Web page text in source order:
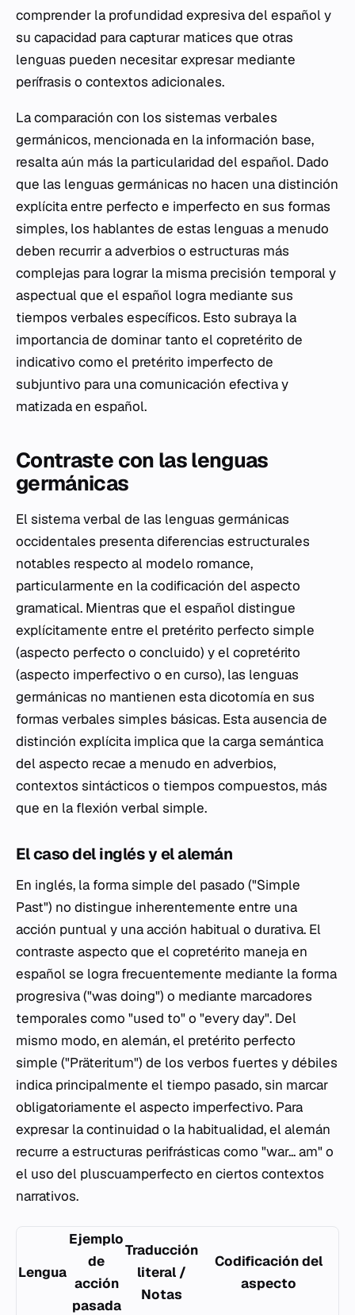
comprender la profundidad expresiva del español y
su capacidad para capturar matices que otras
lenguas pueden necesitar expresar mediante
perífrasis o contextos adicionales.
La comparación con los sistemas verbales
germánicos, mencionada en la información base,
resalta aún más la particularidad del español. Dado
que las lenguas germánicas no hacen una distinción
explícita entre perfecto e imperfecto en sus formas
simples, los hablantes de estas lenguas a menudo
deben recurrir a adverbios o estructuras más
complejas para lograr la misma precisión temporal y
aspectual que el español logra mediante sus
tiempos verbales específicos. Esto subraya la
importancia de dominar tanto el copretérito de
indicativo como el pretérito imperfecto de
subjuntivo para una comunicación efectiva y
matizada en español.
Contraste con las lenguas
germánicas
El sistema verbal de las lenguas germánicas
occidentales presenta diferencias estructurales
notables respecto al modelo romance,
particularmente en la codificación del aspecto
gramatical. Mientras que el español distingue
explícitamente entre el pretérito perfecto simple
(aspecto perfecto o concluido) y el copretérito
(aspecto imperfectivo o en curso), las lenguas
germánicas no mantienen esta dicotomía en sus
formas verbales simples básicas. Esta ausencia de
distinción explícita implica que la carga semántica
del aspecto recae a menudo en adverbios,
contextos sintácticos o tiempos compuestos, más
que en la flexión verbal simple.
El caso del inglés y el alemán
En inglés, la forma simple del pasado ("Simple
Past") no distingue inherentemente entre una
acción puntual y una acción habitual o durativa. El
contraste aspecto que el copretérito maneja en
español se logra frecuentemente mediante la forma
progresiva ("was doing") o mediante marcadores
temporales como "used to" o "every day". Del
mismo modo, en alemán, el pretérito perfecto
simple ("Präteritum") de los verbos fuertes y débiles
indica principalmente el tiempo pasado, sin marcar
obligatoriamente el aspecto imperfectivo. Para
expresar la continuidad o la habitualidad, el alemán
recurre a estructuras perifrásticas como "war... am" o
el uso del pluscuamperfecto en ciertos contextos
narrativos.
Lengua
Ejemplo
de
acción
pasada
Traducción
literal /
Notas
Codificación del
aspecto